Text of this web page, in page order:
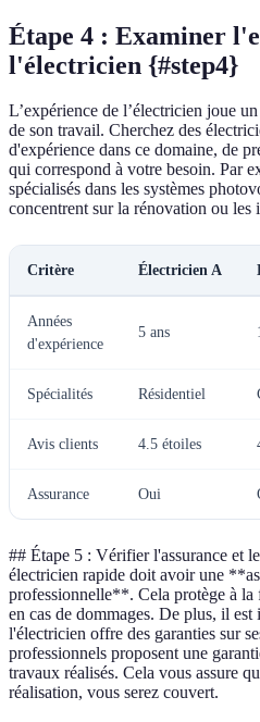
Étape 4 : Examiner
l'électricien {#step4}
L’expérience de l’électricien joue
de son travail. Cherchez des
d'expérience dans ce domaine, de
qui correspond à votre besoin. Par
spécialisés dans les systèmes
concentrent sur la rénovation ou les
Critère Électricien A
Années
d'expérience
5 ans
Spécialités Résidentiel
Avis clients 4.5 étoiles
Assurance Oui
## Étape 5 : Vérifier l'assurance et
électricien rapide doit avoir une
professionnelle**. Cela protège à
en cas de dommages. De plus, il est
l'électricien offre des garanties sur
professionnels proposent une
travaux réalisés. Cela vous assure
réalisation, vous serez couvert.